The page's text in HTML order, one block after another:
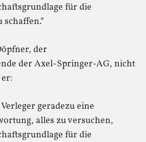
für die
der
der Axel-Springer-AG, nicht
geradezu eine
alles zu versuchen,
für die